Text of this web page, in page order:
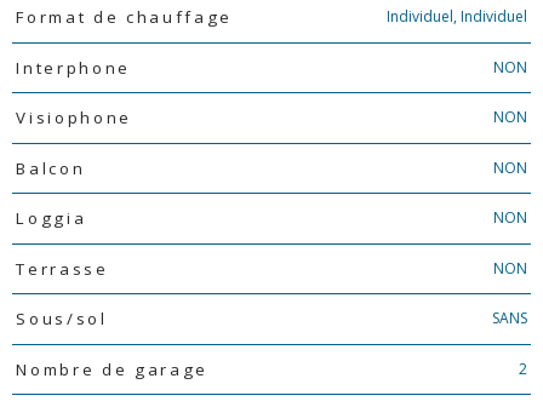
Format de chauffage Individuel, Individuel
Interphone NON
Visiophone NON
Balcon NON
Loggia NON
Terrasse NON
Sous/sol SANS
Nombre de garage 2